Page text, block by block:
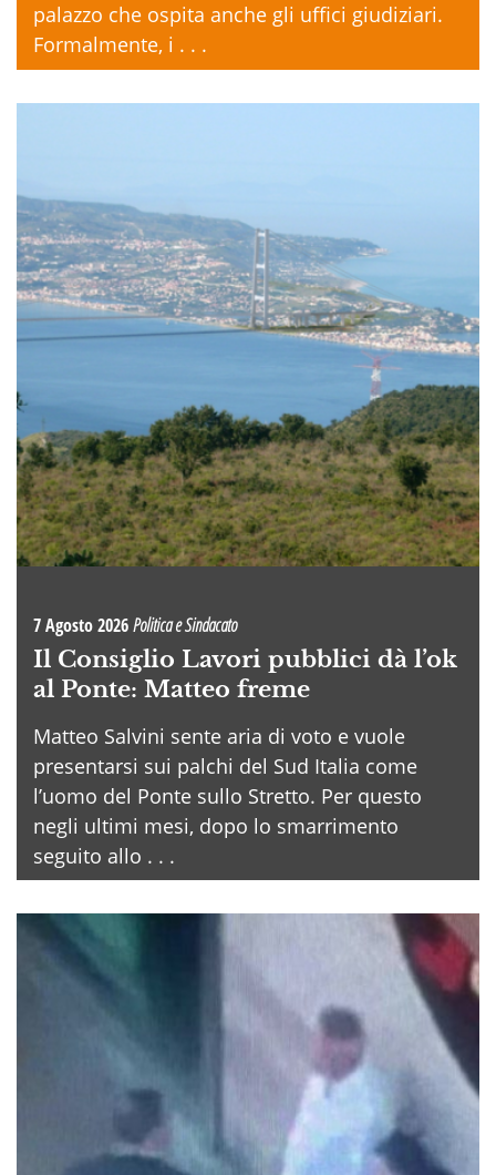
palazzo che ospita anche gli uffici giudiziari.
Formalmente, i . . .
7 Agosto 2026Politica e Sindacato
Il Consiglio Lavori pubblici dà l’ok
al Ponte: Matteo freme
Matteo Salvini sente aria di voto e vuole
presentarsi sui palchi del Sud Italia come
l’uomo del Ponte sullo Stretto. Per questo
negli ultimi mesi, dopo lo smarrimento
seguito allo . . .